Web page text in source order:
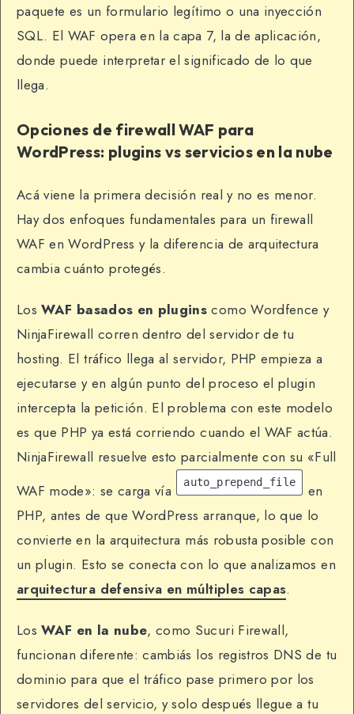
paquete es un formulario legítimo o una inyección
SQL. El WAF opera en la capa 7, la de aplicación,
donde puede interpretar el significado de lo que
llega.
Opciones de firewall WAF para
WordPress: plugins vs servicios en la nube
Acá viene la primera decisión real y no es menor.
Hay dos enfoques fundamentales para un firewall
WAF en WordPress y la diferencia de arquitectura
cambia cuánto protegés.
LosWAF basados en plugins como Wordfence y
NinjaFirewall corren dentro del servidor de tu
hosting. El tráfico llega al servidor, PHP empieza a
ejecutarse y en algún punto del proceso el plugin
intercepta la petición. El problema con este modelo
es que PHP ya está corriendo cuando el WAF actúa.
NinjaFirewall resuelve esto parcialmente con su «Full
WAF mode»: se carga vía
auto_prepend_file
en
PHP, antes de que WordPress arranque, lo que lo
convierte en la arquitectura más robusta posible con
un plugin. Esto se conecta con lo que analizamos en
arquitectura defensiva en múltiples capas.
LosWAF en la nube, como Sucuri Firewall,
funcionan diferente: cambiás los registros DNS de tu
dominio para que el tráfico pase primero por los
servidores del servicio, y solo después llegue a tu